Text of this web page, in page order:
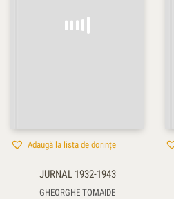
Adaugă la lista de dorințe
JURNAL 1932-1943
GHEORGHE TOMAIDE